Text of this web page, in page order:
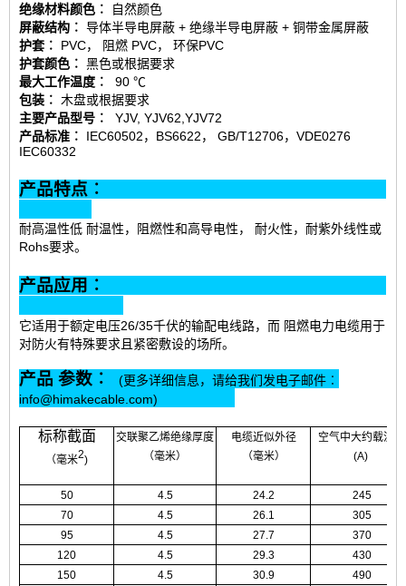
绝缘材料颜色︰
自然颜色
屏蔽结构︰ 导体半导电屏蔽 + 绝缘半导电屏蔽 + 铜带金属屏蔽
护套︰
PVC， 阻燃 PVC， 环保PVC
护套颜色︰ 黑色或根据要求
最大工作温度︰
90 ℃
包装︰
木盘或根据要求
主要产品型号︰
YJV, YJV62,YJV72
产品标准︰
IEC60502，BS6622， GB/T12706，VDE0276
IEC60332
产品特点︰
耐高温性低 耐温性，阻燃性和高导电性， 耐火性，耐紫外线性或
Rohs要求。
产品应用︰
它适用于额定电压26/35千伏的输配电线路，而 阻燃电力电缆用于
对防火有特殊要求且紧密敷设的场所。
产品 参数︰
(更多详细信息，请给我们发电子邮件︰
info@himakecable.com)
标称截面
（毫米2)
交联聚乙烯绝缘厚度
（毫米）
电缆近似外径
（毫米）
空气中大约载流量
(A)
50 4.5 24.2
245
70
4.5 26.1
305
95
4.5 27.7
370
120
4.5 29.3
430
150
4.5 30.9 490